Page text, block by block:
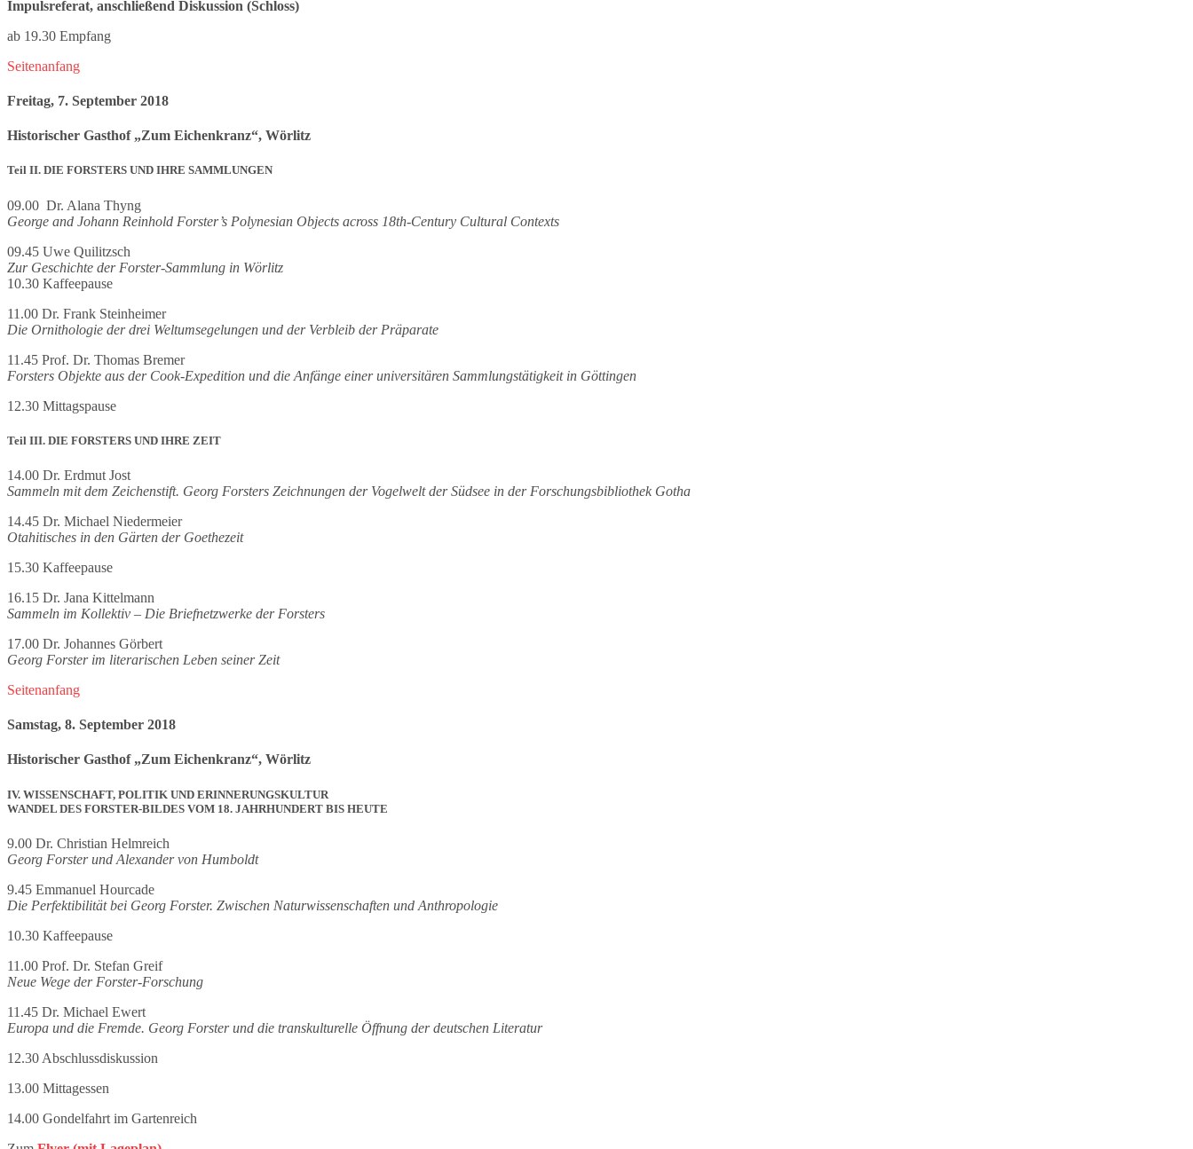
Impulsreferat, anschließend Diskussion (Schloss)
ab 19.30 Empfang
Seitenanfang
Freitag, 7. September 2018
Historischer Gasthof „Zum Eichenkranz“, Wörlitz
Teil II. DIE FORSTERS UND IHRE SAMMLUNGEN
09.00 Dr. Alana Thyng
George and Johann Reinhold Forster’s Polynesian Objects across 18th-Century Cultural Contexts
09.45 Uwe Quilitzsch
Zur Geschichte der Forster-Sammlung in Wörlitz
10.30 Kaffeepause
11.00 Dr. Frank Steinheimer
Die Ornithologie der drei Weltumsegelungen und der Verbleib der Präparate
11.45 Prof. Dr. Thomas Bremer
Forsters Objekte aus der Cook-Expedition und die Anfänge einer universitären Sammlungstätigkeit in Göttingen
12.30 Mittagspause
Teil III. DIE FORSTERS UND IHRE ZEIT
14.00 Dr. Erdmut Jost
Sammeln mit dem Zeichenstift. Georg Forsters Zeichnungen der Vogelwelt der Südsee in der Forschungsbibliothek Gotha
14.45 Dr. Michael Niedermeier
Otahitisches in den Gärten der Goethezeit
15.30 Kaffeepause
16.15 Dr. Jana Kittelmann
Sammeln im Kollektiv – Die Briefnetzwerke der Forsters
17.00 Dr. Johannes Görbert
Georg Forster im literarischen Leben seiner Zeit
Seitenanfang
Samstag, 8. September 2018
Historischer Gasthof „Zum Eichenkranz“, Wörlitz
IV. WISSENSCHAFT, POLITIK UND ERINNERUNGSKULTUR
WANDEL DES FORSTER-BILDES VOM 18. JAHRHUNDERT BIS HEUTE
9.00 Dr. Christian Helmreich
Georg Forster und Alexander von Humboldt
9.45 Emmanuel Hourcade
Die Perfektibilität bei Georg Forster. Zwischen Naturwissenschaften und Anthropologie
10.30 Kaffeepause
11.00 Prof. Dr. Stefan Greif
Neue Wege der Forster-Forschung
11.45 Dr. Michael Ewert
Europa und die Fremde. Georg Forster und die transkulturelle Öffnung der deutschen Literatur
12.30 Abschlussdiskussion
13.00 Mittagessen
14.00 Gondelfahrt im Gartenreich